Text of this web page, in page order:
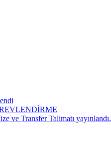
ve Transfer Talimatı yayınlandı.